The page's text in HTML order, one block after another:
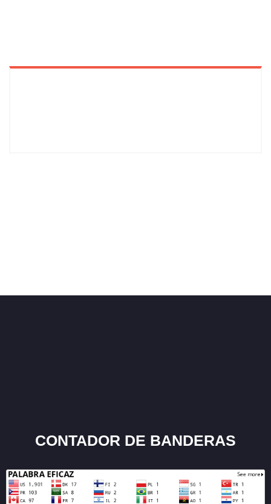
CONTADOR DE BANDERAS